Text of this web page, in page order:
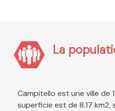
La
Campitello est une ville de
superficie est de 8.17 km2,